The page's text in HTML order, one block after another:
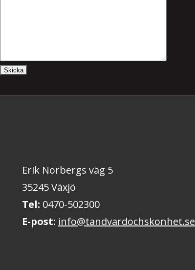
Erik Norbergs väg 5
35245 Växjö
Tel: 0470-502300
E-post: info@tandvardochskonhet.se